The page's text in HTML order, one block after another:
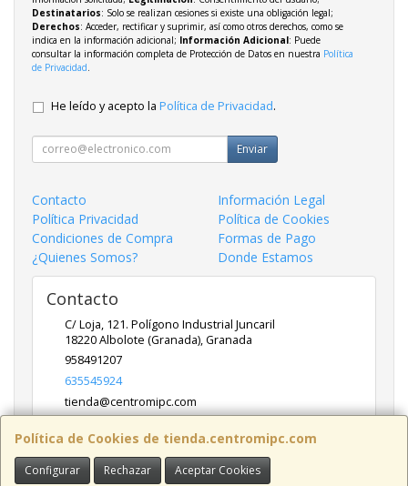
Política de Cookies de tienda.centromipc.com
Configurar Rechazar Aceptar Cookies
Destinatarios: Solo se realizan cesiones si existe una obligación legal;
Derechos: Acceder, rectificar y suprimir, así como otros derechos, como se
indica en la información adicional; Información Adicional: Puede
consultar la información completa de Protección de Datos en nuestra Política
de Privacidad
He leído y acepto la Política de Privacidad.
Enviar
Contacto
Información Legal
Política Privacidad
Política de Cookies
Condiciones de Compra
Formas de Pago
¿Quienes Somos?
Donde Estamos
Contacto
C/ Loja, 121. Polígono Industrial Juncaril
18220Albolote (Granada),Granada
958491207
635545924
tienda@centromipc.com
Horario